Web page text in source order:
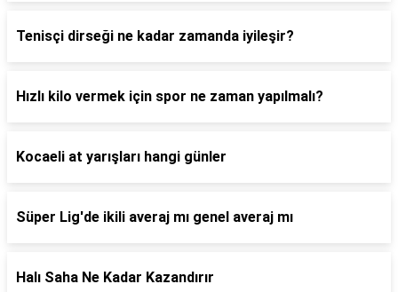
Tenisçi dirseği ne kadar zamanda iyileşir?
Hızlı kilo vermek için spor ne zaman yapılmalı?
Kocaeli at yarışları hangi günler
Süper Lig'de ikili averaj mı genel averaj mı
Halı Saha Ne Kadar Kazandırır